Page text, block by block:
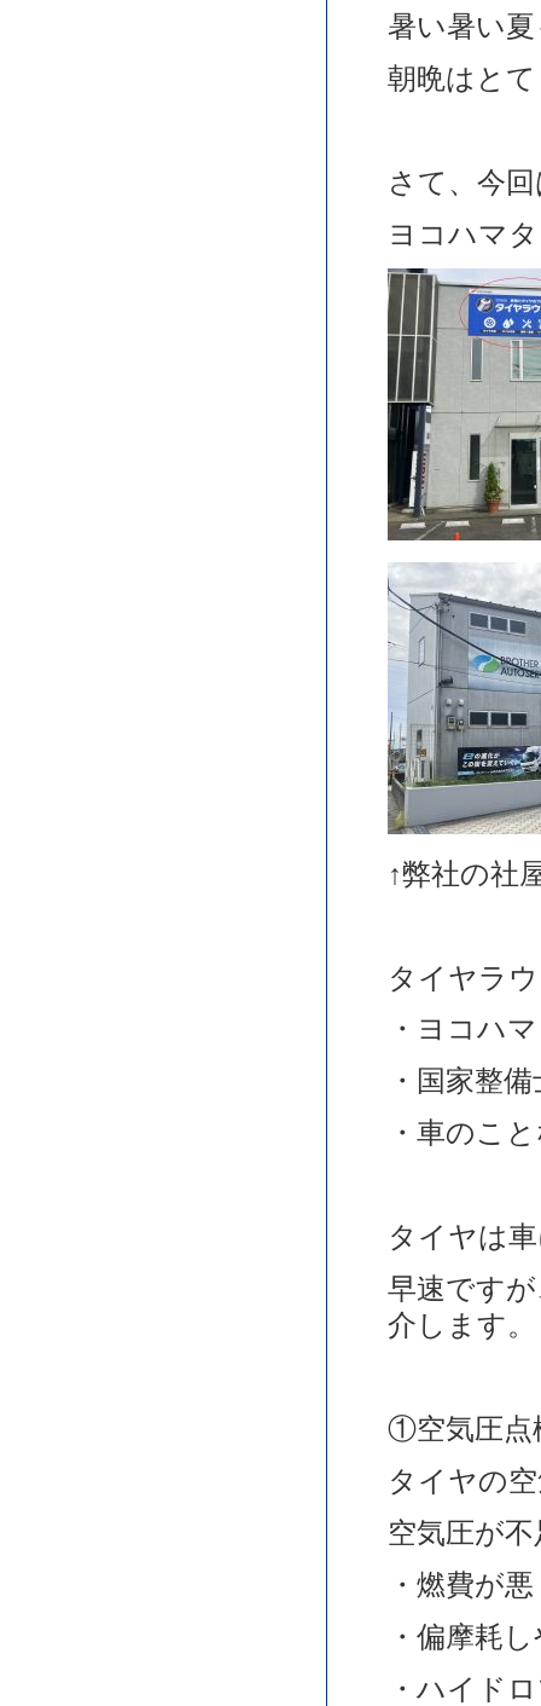
暑い暑い
朝晩はと
さて、今
ヨコハマ
↑弊社の社
タイヤラ
・ヨコハ
・国家整
・車のこ
タイヤは
早速です
介します。
①空気圧点
タイヤの
空気圧が
・燃費が
・偏摩耗
・ハイド